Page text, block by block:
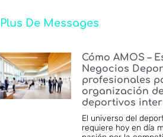
Plus De Messages
Cómo AMOS –
Negocios
profesionales
organización
deportivos
El universo del
requiere hoy en día